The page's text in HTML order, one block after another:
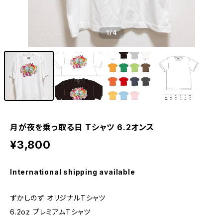
1/4
月が夜を乗っ取る日 Tシャツ 6.2オンス
¥3,800
International shipping available
ずかしのず オリジナルTシャツ
6.2oz プレミアムTシャツ